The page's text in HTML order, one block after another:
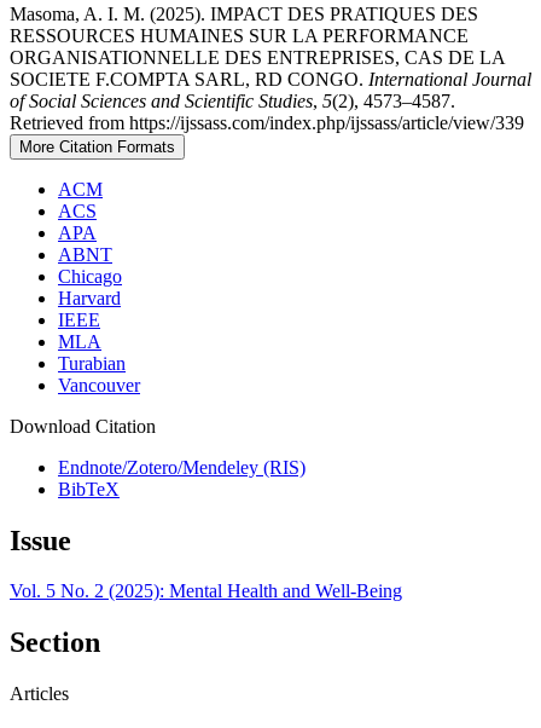
Masoma, A. I. M. (2025). IMPACT DES PRATIQUES DES
RESSOURCES HUMAINES SUR LA PERFORMANCE
ORGANISATIONNELLE DES ENTREPRISES, CAS DE LA
SOCIETE F.COMPTA SARL, RD CONGO. International Journal
of Social Sciences and Scientific Studies, 5(2), 4573–4587.
Retrieved from https://ijssass.com/index.php/ijssass/article/view/339
More Citation Formats
ACM
ACS
APA
ABNT
Chicago
Harvard
IEEE
MLA
Turabian
Vancouver
Download Citation
Endnote/Zotero/Mendeley (RIS)
BibTeX
Issue
Vol. 5 No. 2 (2025): Mental Health and Well-Being
Section
Articles